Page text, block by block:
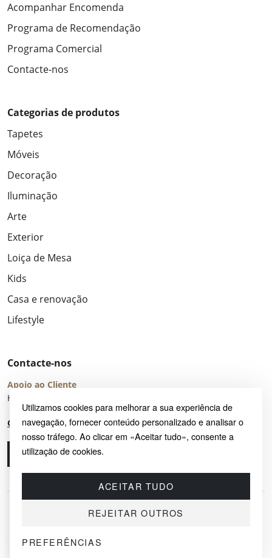
Utilizamos cookies para melhorar a sua experiência de
navegação, fornecer conteúdo personalizado e analisar o
nosso tráfego. Ao clicar em «Aceitar tudo», consente a
utilização de cookies.
ACEITAR TUDO
REJEITAR OUTROS
PREFERÊNCIAS
Acompanhar Encomenda
Programa de Recomendação
Programa Comercial
Contacte-nos
Categorias de produtos
Tapetes
Móveis
Decoração
Iluminação
Arte
Exterior
Loiça de Mesa
Kids
Casa e renovação
Lifestyle
Contacte-nos
Apoio ao Cliente
Horário de Atendimento: seg – sex 8:00 – 16:00 (UTC+2)
Centro de Ajuda
Ligue-nos
© 2026 SAYRUG OÜ · KESKLINNA LINNAOSA, AHTRI TN 12, 10151, TALLINN,